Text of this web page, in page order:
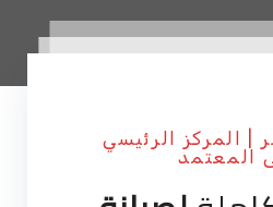
| المركز الرئيسي
المعتمد